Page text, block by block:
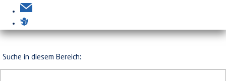
Suche in diesem Bereich: